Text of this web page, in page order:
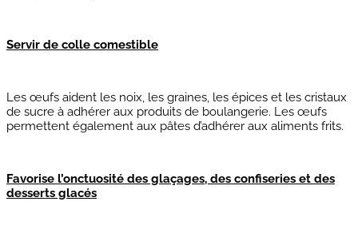
Servir de colle comestible
Les œufs aident les noix, les graines, les épices et les cristaux
de sucre à adhérer aux produits de boulangerie. Les œufs
permettent également aux pâtes d’adhérer aux aliments frits.
Favorise l’onctuosité des glaçages, des confiseries et des
desserts glacés